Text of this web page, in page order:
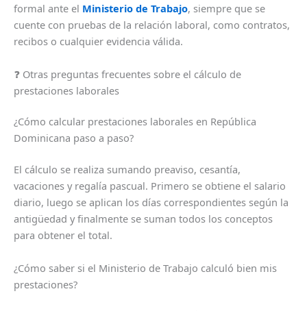
formal ante el Ministerio de Trabajo, siempre que se
cuente con pruebas de la relación laboral, como contratos,
recibos o cualquier evidencia válida.
❓ Otras preguntas frecuentes sobre el cálculo de
prestaciones laborales
¿Cómo calcular prestaciones laborales en República
Dominicana paso a paso?
El cálculo se realiza sumando preaviso, cesantía,
vacaciones y regalía pascual. Primero se obtiene el salario
diario, luego se aplican los días correspondientes según la
antigüedad y finalmente se suman todos los conceptos
para obtener el total.
¿Cómo saber si el Ministerio de Trabajo calculó bien mis
prestaciones?